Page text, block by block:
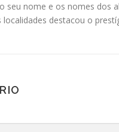
seu nome e os nomes dos
localidades destacou o